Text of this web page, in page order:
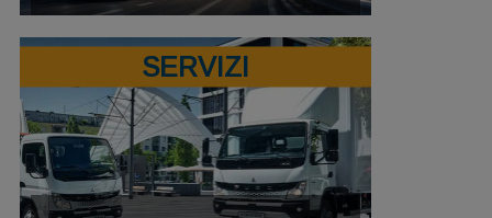
SERVIZI